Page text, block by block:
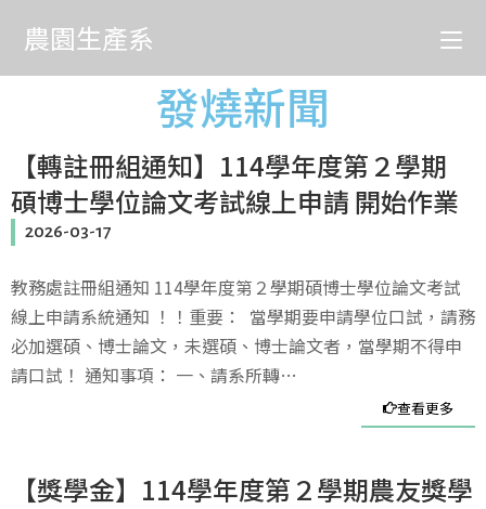
農園生產系
發燒新聞
【轉註冊組通知】114學年度第２學期
碩博士學位論文考試線上申請 開始作業
2026-03-17
教務處註冊組通知 114學年度第２學期碩博士學位論文考試
線上申請系統通知 ！！重要： 當學期要申請學位口試，請務
必加選碩、博士論文，未選碩、博士論文者，當學期不得申
請口試！ 通知事項： 一、請系所轉…
查看更多
【獎學金】114學年度第２學期農友獎學